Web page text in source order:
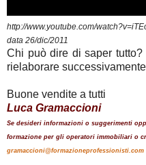
http://www.youtube.com/
data 26/dic/2011
Chi può dire di saper
rielaborare
Buone
Luca Gramaccioni
Se desideri informazioni o suggerimenti
formazione per gli operatori immobiliari o
gramaccioni@formazioneprofessionisti.com